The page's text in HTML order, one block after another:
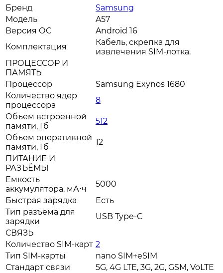
Бренд
Samsung
Модель
A57
Версия ОС
Android 16
Комплектация
Кабель, скрепка для
извлечения SIM-лотка.
ПРОЦЕССОР И
ПАМЯТЬ
Процессор
Samsung Exynos 1680
Количество ядер
процессора
8
Объем встроенной
памяти, Гб
512
Объем оперативной
памяти, Гб
12
ПИТАНИЕ И
РАЗЪЁМЫ
Емкость
аккумулятора, мА⋅ч
5000
Быстрая зарядка
Есть
Тип разъема для
зарядки
USB Type-C
СВЯЗЬ
Количество SIM-карт 2
Тип SIM-карты
nano SIM+eSIM
Стандарт связи
5G, 4G LTE, 3G, 2G, GSM, VoLTE